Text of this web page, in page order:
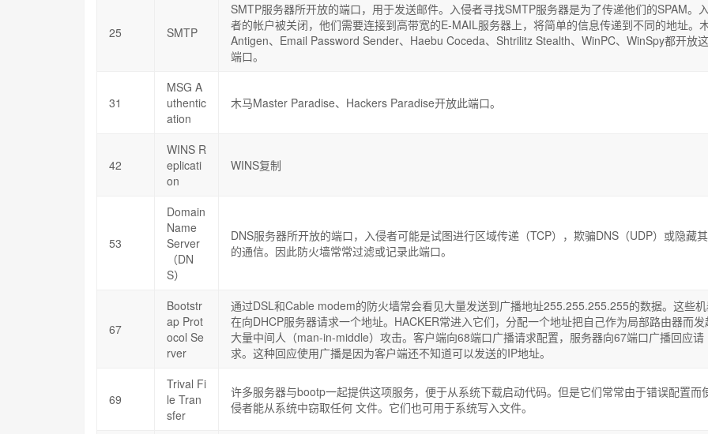
25 SMTP
SMTP服务器所开放的端口，用于发送邮件。入侵者寻找SMTP服务器是为了传递他们的SPAM。
者的帐户被关闭，他们需要连接到高带宽的E-MAIL服务器上，将简单的信息传递到不同的地址。
Antigen、Email Password Sender、Haebu Coceda、Shtrilitz Stealth、WinPC、WinSpy都开放
端口。
31
MSG A
uthentic
ation
木马Master Paradise、Hackers Paradise开放此端口。
42
WINS R
eplicati
on
WINS复制
53
Domain
Name
Server
（DN
S）
DNS服务器所开放的端口，入侵者可能是试图进行区域传递（TCP），欺骗DNS（UDP）或隐藏
的通信。因此防火墙常常过滤或记录此端口。
67
Bootstr
ap Prot
ocol Se
rver
通过DSL和Cable modem的防火墙常会看见大量发送到广播地址255.255.255.255的数据。这些
在向DHCP服务器请求一个地址。HACKER常进入它们，分配一个地址把自己作为局部路由器而发
大量中间人（man-in-middle）攻击。客户端向68端口广播请求配置，服务器向67端口广播回应请
求。这种回应使用广播是因为客户端还不知道可以发送的IP地址。
69
Trival Fi
le Tran
sfer
许多服务器与bootp一起提供这项服务，便于从系统下载启动代码。但是它们常常由于错误配置而
侵者能从系统中窃取任何 文件。它们也可用于系统写入文件。